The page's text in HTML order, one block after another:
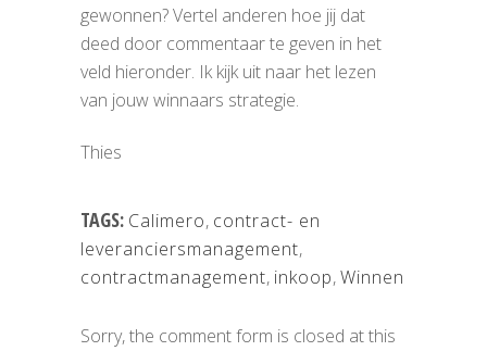
gewonnen? Vertel anderen hoe jij dat
deed door commentaar te geven in het
veld hieronder. Ik kijk uit naar het lezen
van jouw winnaars strategie.
Thies
TAGS: Calimero, contract- en
leveranciersmanagement,
contractmanagement, inkoop,Winnen
Sorry, the comment form is closed at this